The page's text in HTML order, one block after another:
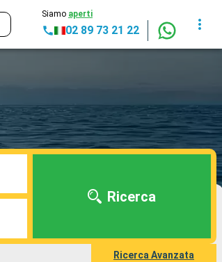
Siamo aperti
02 89 73 21 22
Ricerca
Ricerca Avanzata